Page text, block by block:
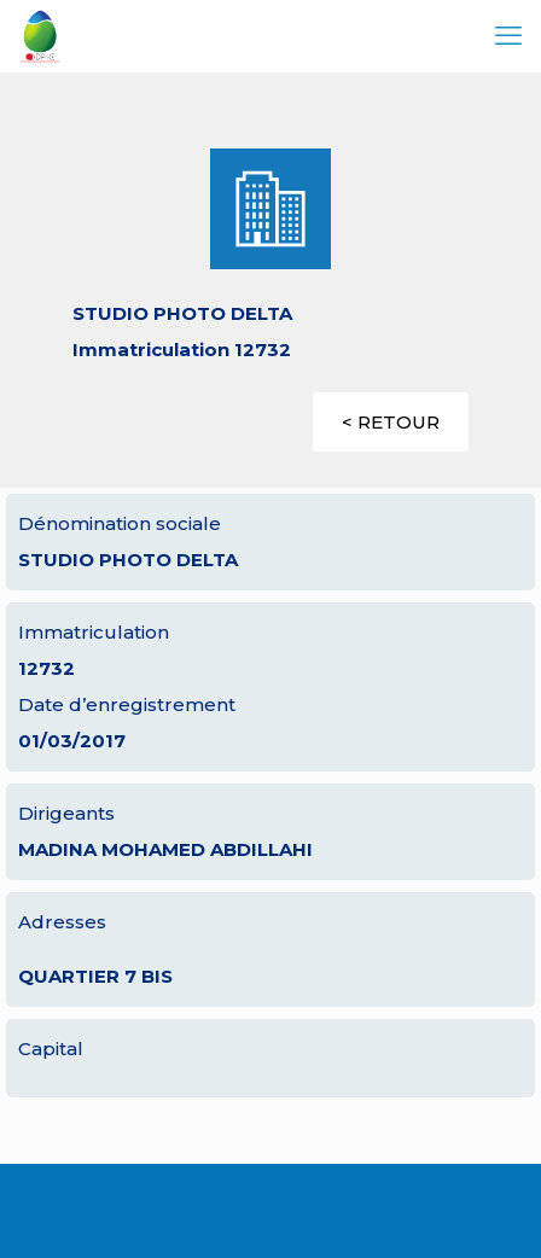
STUDIO PHOTO DELTA
Immatriculation 12732
< RETOUR
Dénomination sociale
STUDIO PHOTO DELTA
Immatriculation
12732
Date d’enregistrement
01/03/2017
Dirigeants
MADINA MOHAMED ABDILLAHI
Adresses
QUARTIER 7 BIS
Capital